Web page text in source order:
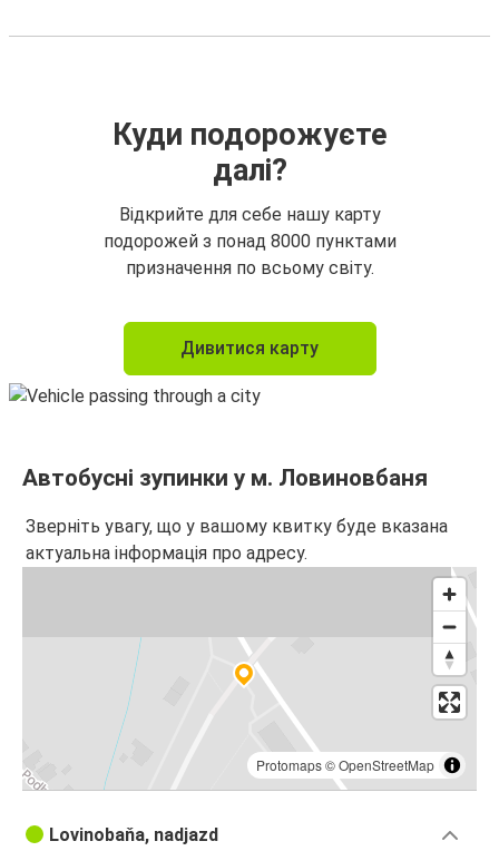
Куди подорожуєте
далі?
Відкрийте для себе нашу карту
подорожей з понад 8000 пунктами
призначення по всьому світу.
Дивитися карту
Автобусні зупинки у м. Ловиновбаня
Зверніть увагу, що у вашому квитку буде вказана
актуальна інформація про адресу.
Protomaps©OpenStreetMap
Lovinobaňa, nadjazd